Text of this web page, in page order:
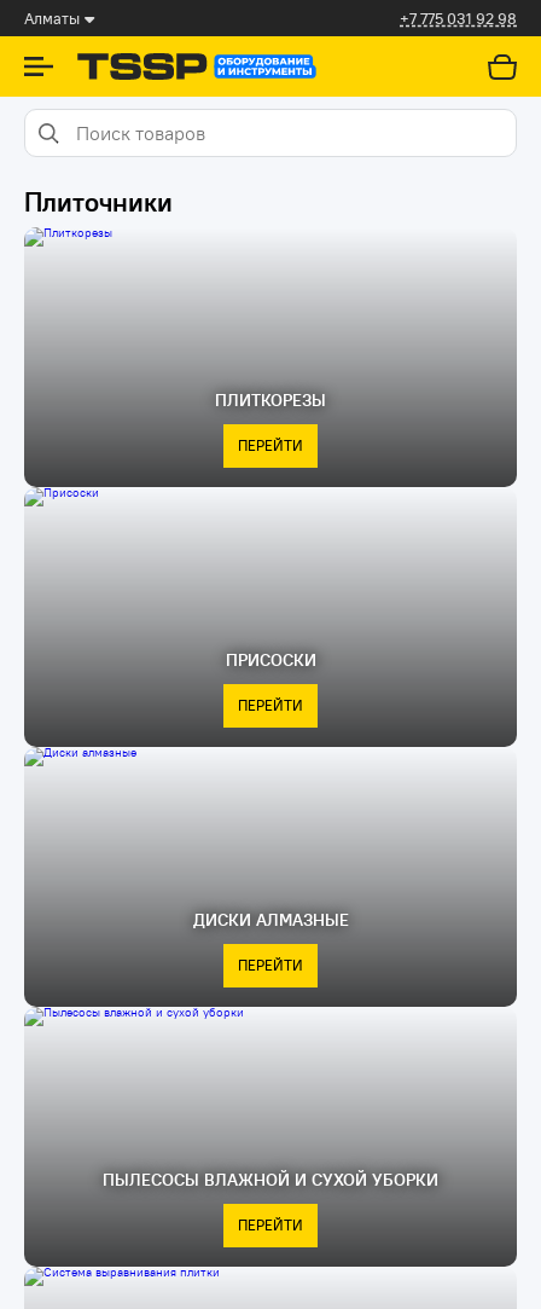
Алматы +7 775 031 92 98
Плиточники
ПЛИТКОРЕЗЫ
ПЕРЕЙТИ
ПРИСОСКИ
ПЕРЕЙТИ
ДИСКИ АЛМАЗНЫЕ
ПЕРЕЙТИ
ПЫЛЕСОСЫ ВЛАЖНОЙ И СУХОЙ УБОРКИ
ПЕРЕЙТИ